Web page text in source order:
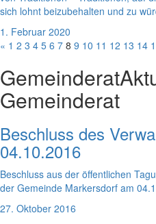
sich lohnt beizubehalten und zu
1. Februar 2020
« 1 2 3 4 5 6 7 8 9 10 11 12 13 14
Gemeinderat
Gemeinderat
Beschluss des
04.10.2016
Beschluss aus der öffentlichen
der Gemeinde Markersdorf am
27. Oktober 2016